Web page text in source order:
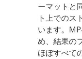
ーマットと
ト上でのス
います。
め、結果の
ほぼすべて